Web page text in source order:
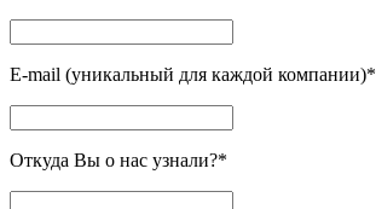
E-mail (уникальный для каждой компании)*
Откуда Вы о нас узнали?*